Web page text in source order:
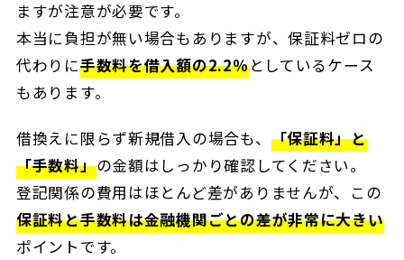
ますが注意が必要です。
本当に負担が無い場合もありますが、保証料ゼロの
代わりに手数料を借入額の2.2％としているケース
もあります。
借換えに限らず新規借入の場合も、 「保証料」と
「手数料」の金額はしっかり確認してください。
登記関係の費用はほとんど差がありませんが、この
保証料と手数料は金融機関ごとの差が非常に大きい
ポイントです。